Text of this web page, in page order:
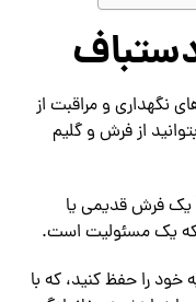
نگهداری و مراقبت از
از فرش و گلیم
فرش قدیمی یا
یک مسئولیت است.
را حفظ کنید، که با